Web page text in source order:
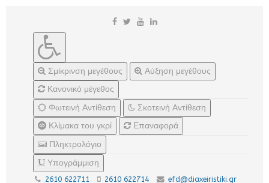
Σμίκρινση μεγέθους
Αύξηση μεγέθους
Κανονικό μέγεθος
Φωτεινή Αντίθεση
Σκοτεινή Αντίθεση
Κλίμακα του γκρί
Επαναφορά
Πληκτρολόγιο
Υπογράμμιση
2610 622711 2610 622714 efd@diaxeiristiki.gr